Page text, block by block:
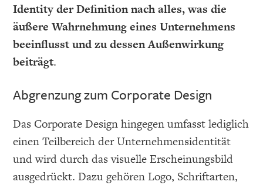
Identity der Definition nach alles, was die
äußere Wahrnehmung eines Unternehmens
beeinflusst und zu dessen Außenwirkung
beiträgt.
Abgrenzung zum Corporate Design
Das Corporate Design hingegen umfasst lediglich
einen Teilbereich der Unternehmensidentität
und wird durch das visuelle Erscheinungsbild
ausgedrückt. Dazu gehören Logo, Schriftarten,